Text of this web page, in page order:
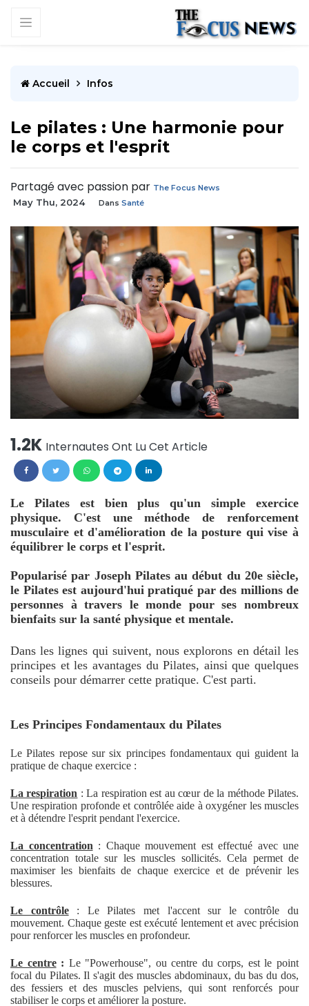
Accueil Infos
Le pilates : Une harmonie pour
le corps et l'esprit
Partagé avec passion par The Focus News
May Thu, 2024 Dans Santé
1.2K Internautes Ont Lu Cet Article
Le Pilates est bien plus qu'un simple exercice
physique. C'est une méthode de renforcement
musculaire et d'amélioration de la posture qui vise à
équilibrer le corps et l'esprit.
Popularisé par Joseph Pilates au début du 20e siècle,
le Pilates est aujourd'hui pratiqué par des millions de
personnes à travers le monde pour ses nombreux
bienfaits sur la santé physique et mentale.
Dans les lignes qui suivent, nous explorons en détail les
principes et les avantages du Pilates, ainsi que quelques
conseils pour démarrer cette pratique. C'est parti.
Les Principes Fondamentaux du Pilates
Le Pilates repose sur six principes fondamentaux qui guident la
pratique de chaque exercice :
La respiration : La respiration est au cœur de la méthode Pilates.
Une respiration profonde et contrôlée aide à oxygéner les muscles
et à détendre l'esprit pendant l'exercice.
La concentration : Chaque mouvement est effectué avec une
concentration totale sur les muscles sollicités. Cela permet de
maximiser les bienfaits de chaque exercice et de prévenir les
blessures.
Le contrôle: Le Pilates met l'accent sur le contrôle du
mouvement. Chaque geste est exécuté lentement et avec précision
pour renforcer les muscles en profondeur.
Le centre: Le "Powerhouse", ou centre du corps, est le point
focal du Pilates. Il s'agit des muscles abdominaux, du bas du dos,
des fessiers et des muscles pelviens, qui sont renforcés pour
stabiliser le corps et améliorer la posture.